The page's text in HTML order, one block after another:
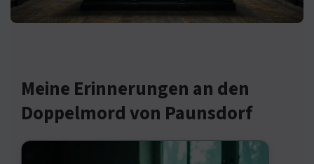
Meine Erinnerungen an den
Doppelmord von Paunsdorf